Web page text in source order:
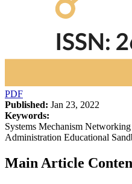
PDF
Published: Jan 23, 2022
Keywords:
Systems Mechanism
Administration Educational
Main Article